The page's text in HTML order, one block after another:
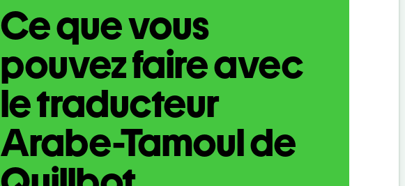
Ce que vous
pouvez faire avec
le traducteur
Arabe-Tamoul de